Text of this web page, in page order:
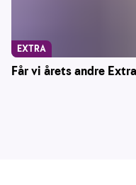
Får vi årets andre
EXTRA